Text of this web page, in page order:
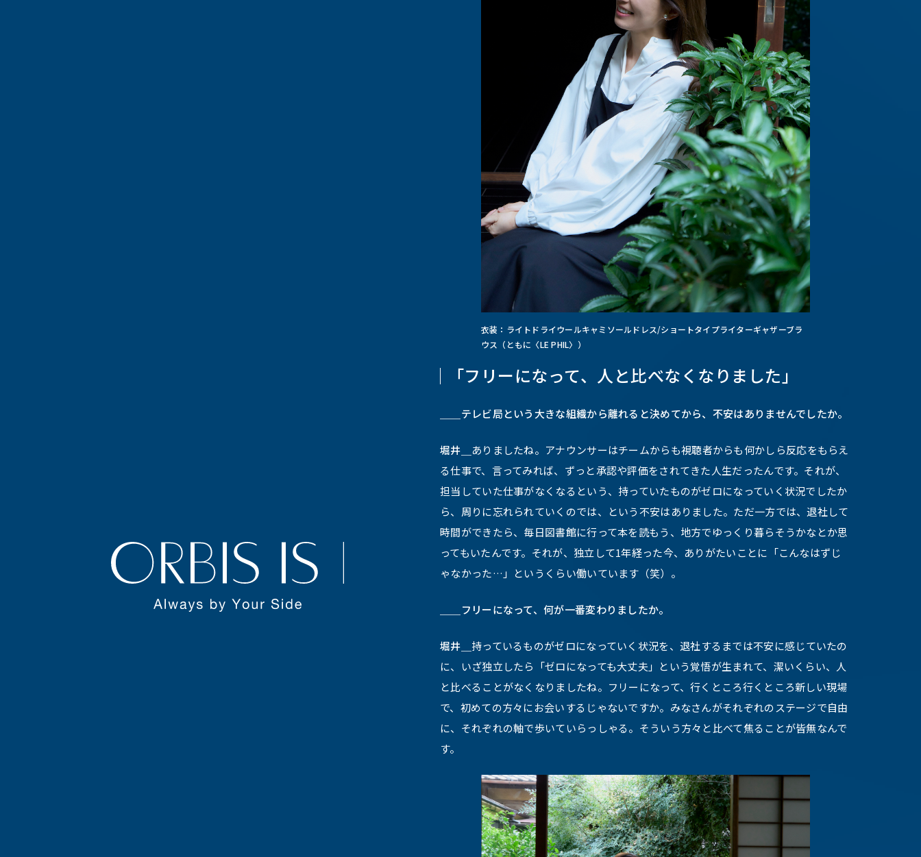
衣装：ライトドライウールキャミソールドレス/ショートタイプライターギャザーブラ
ウス（ともに〈LE PHIL〉）
「フリーになって、人と比べなくなりました」
＿＿テレビ局という大きな組織から離れると決めてから、不安はありませんでしたか。
堀井＿ ありましたね。アナウンサーはチームからも視聴者からも何かしら反応をもらえ
る仕事で、言ってみれば、ずっと承認や評価をされてきた人生だったんです。それが、
担当していた仕事がなくなるという、持っていたものがゼロになっていく状況でしたか
ら、周りに忘れられていくのでは、という不安はありました。ただ一方では、退社して
時間ができたら、毎日図書館に行って本を読もう、地方でゆっくり暮らそうかなとか思
ってもいたんです。それが、独立して1年経った今、ありがたいことに「こんなはずじ
ゃなかった…」というくらい働いています（笑）。
＿＿フリーになって、何が一番変わりましたか。
堀井＿ 持っているものがゼロになっていく状況を、退社するまでは不安に感じていたの
に、いざ独立したら「ゼロになっても大丈夫」という覚悟が生まれて、潔いくらい、人
と比べることがなくなりましたね。フリーになって、行くところ行くところ新しい現場
で、初めての方々にお会いするじゃないですか。みなさんがそれぞれのステージで自由
に、それぞれの軸で歩いていらっしゃる。そういう方々と比べて焦ることが皆無なんで
す。